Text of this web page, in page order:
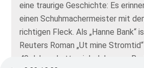
eine traurige Geschichte: Es
einen Schuhmachermeister mit
richtigen Fleck. Als „Hanne Bank“
Reuters Roman „Ut mine
40 Jahren hatte sich Johannes